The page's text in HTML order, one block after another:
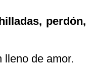
perdón,
lleno de amor.